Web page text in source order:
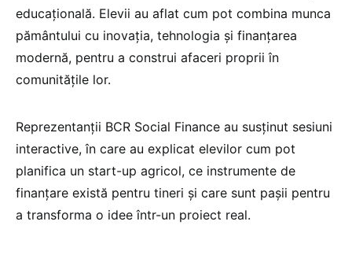
educațională. Elevii au aflat cum pot combina munca
pământului cu inovația, tehnologia și finanțarea
modernă, pentru a construi afaceri proprii în
comunitățile lor.
Reprezentanții BCR Social Finance au susținut sesiuni
interactive, în care au explicat elevilor cum pot
planifica un start-up agricol, ce instrumente de
finanțare există pentru tineri și care sunt pașii pentru
a transforma o idee într-un proiect real.